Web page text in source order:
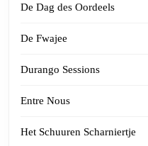
De Dag des Oordeels
De Fwajee
Durango Sessions
Entre Nous
Het Schuuren Scharniertje